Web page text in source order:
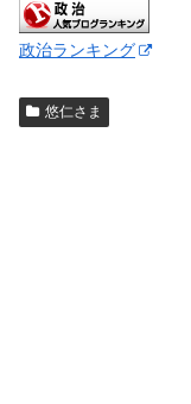
政治ランキング
悠仁さま